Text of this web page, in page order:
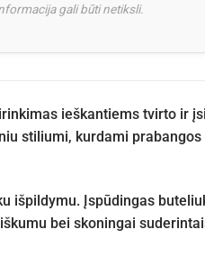
gali būti netiksli.
ieškantiems tvirto ir
stiliumi, kurdami
išpildymu. Įspūdingas
bei skoningai